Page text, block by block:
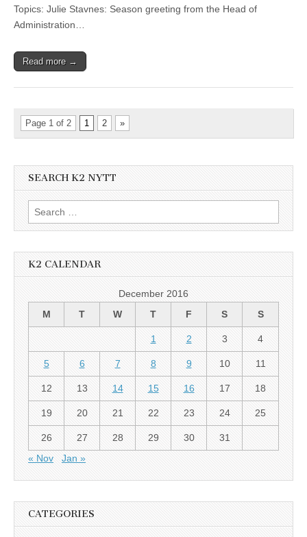
Topics: Julie Stavnes: Season greeting from the Head of
Administration…
Read more →
Page 1 of 2 1 2 »
SEARCH K2 NYTT
Search
for:
K2 CALENDAR
December 2016
M
T W T F S S
1 2 3 4
5 6 7 8 9 10 11
12 13 14 15 16 17 18
19 20 21 22 23 24 25
26 27 28 29 30
31
« Nov
Jan »
CATEGORIES